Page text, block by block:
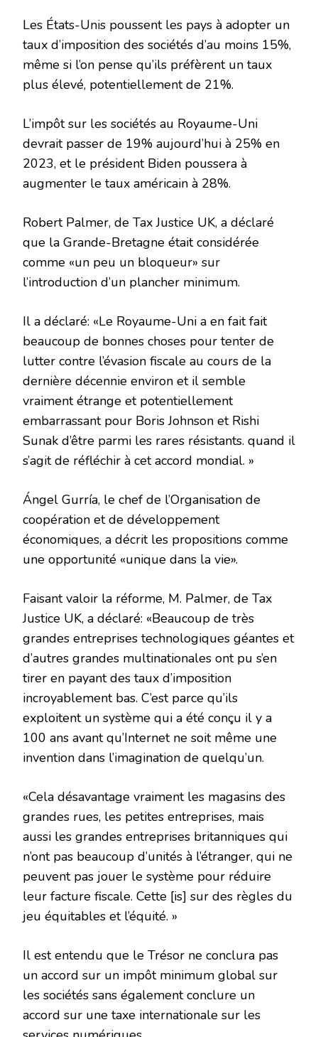
Les États-Unis poussent les pays à adopter un
taux d’imposition des sociétés d’au moins 15%,
même si l’on pense qu’ils préfèrent un taux
plus élevé, potentiellement de 21%.
L’impôt sur les sociétés au Royaume-Uni
devrait passer de 19% aujourd’hui à 25% en
2023, et le président Biden poussera à
augmenter le taux américain à 28%.
Robert Palmer, de Tax Justice UK, a déclaré
que la Grande-Bretagne était considérée
comme «un peu un bloqueur» sur
l’introduction d’un plancher minimum.
Il a déclaré: «Le Royaume-Uni a en fait fait
beaucoup de bonnes choses pour tenter de
lutter contre l’évasion fiscale au cours de la
dernière décennie environ et il semble
vraiment étrange et potentiellement
embarrassant pour Boris Johnson et Rishi
Sunak d’être parmi les rares résistants. quand il
s’agit de réfléchir à cet accord mondial. »
Ángel Gurría, le chef de l’Organisation de
coopération et de développement
économiques, a décrit les propositions comme
une opportunité «unique dans la vie».
Faisant valoir la réforme, M. Palmer, de Tax
Justice UK, a déclaré: «Beaucoup de très
grandes entreprises technologiques géantes et
d’autres grandes multinationales ont pu s’en
tirer en payant des taux d’imposition
incroyablement bas. C’est parce qu’ils
exploitent un système qui a été conçu il y a
100 ans avant qu’Internet ne soit même une
invention dans l’imagination de quelqu’un.
«Cela désavantage vraiment les magasins des
grandes rues, les petites entreprises, mais
aussi les grandes entreprises britanniques qui
n’ont pas beaucoup d’unités à l’étranger, qui ne
peuvent pas jouer le système pour réduire
leur facture fiscale. Cette [is] sur des règles du
jeu équitables et l’équité. »
Il est entendu que le Trésor ne conclura pas
un accord sur un impôt minimum global sur
les sociétés sans également conclure un
accord sur une taxe internationale sur les